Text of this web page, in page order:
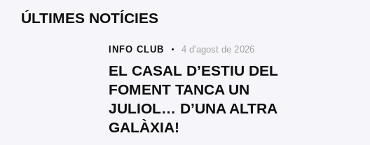
ÚLTIMES NOTÍCIES
INFO CLUB 4 d'agost de 2026
EL CASAL D’ESTIU DEL
FOMENT TANCA UN
JULIOL… D’UNA ALTRA
GALÀXIA!